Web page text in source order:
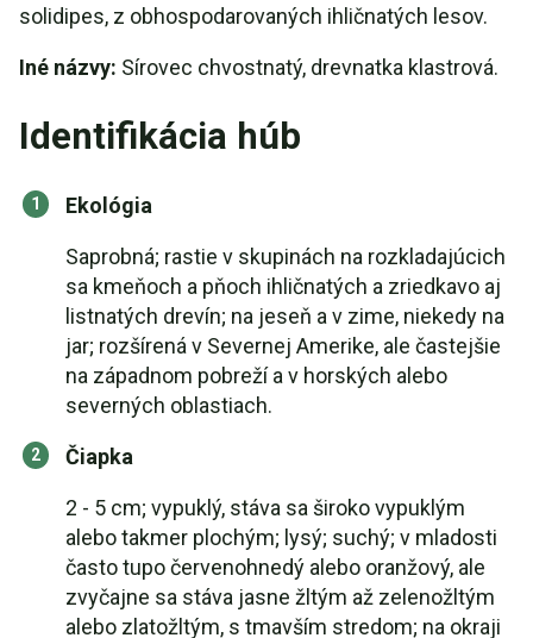
solidipes, z obhospodarovaných ihličnatých lesov.
Iné názvy: Sírovec chvostnatý, drevnatka klastrová.
Identifikácia húb
Ekológia
Saprobná; rastie v skupinách na rozkladajúcich
sa kmeňoch a pňoch ihličnatých a zriedkavo aj
listnatých drevín; na jeseň a v zime, niekedy na
jar; rozšírená v Severnej Amerike, ale častejšie
na západnom pobreží a v horských alebo
severných oblastiach.
Čiapka
2 - 5 cm; vypuklý, stáva sa široko vypuklým
alebo takmer plochým; lysý; suchý; v mladosti
často tupo červenohnedý alebo oranžový, ale
zvyčajne sa stáva jasne žltým až zelenožltým
alebo zlatožltým, s tmavším stredom; na okraji